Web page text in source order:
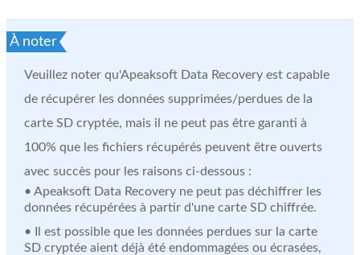
À noter :
Veuillez noter qu'Apeaksoft Data Recovery est capable
de récupérer les données supprimées/perdues de la
carte SD cryptée, mais il ne peut pas être garanti à
100% que les fichiers récupérés peuvent être ouverts
avec succès pour les raisons ci-dessous :
• Apeaksoft Data Recovery ne peut pas déchiffrer les
données récupérées à partir d'une carte SD chiffrée.
• Il est possible que les données perdues sur la carte
SD cryptée aient déjà été endommagées ou écrasées,